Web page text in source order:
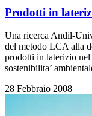
Prodotti in
Una ricerca Andil-
del metodo LCA alla
prodotti in laterizio
sostenibilita’
28 Febbraio 2008